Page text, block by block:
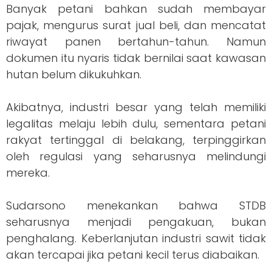
Banyak petani bahkan sudah membayar
pajak, mengurus surat jual beli, dan mencatat
riwayat panen bertahun-tahun. Namun
dokumen itu nyaris tidak bernilai saat kawasan
hutan belum dikukuhkan.
Akibatnya, industri besar yang telah memiliki
legalitas melaju lebih dulu, sementara petani
rakyat tertinggal di belakang, terpinggirkan
oleh regulasi yang seharusnya melindungi
mereka.
Sudarsono menekankan bahwa STDB
seharusnya menjadi pengakuan, bukan
penghalang. Keberlanjutan industri sawit tidak
akan tercapai jika petani kecil terus diabaikan.